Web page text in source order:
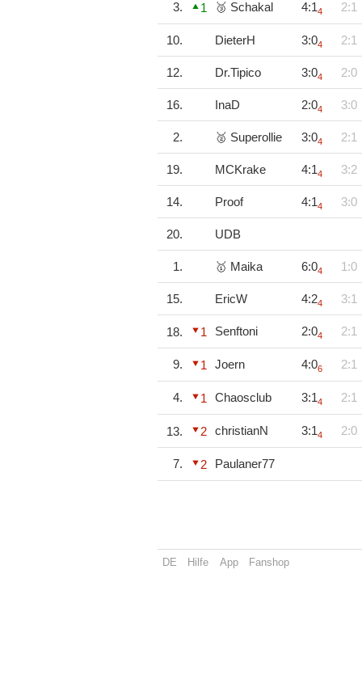
3. 1 🥉 Schakal 4:14 2:1
10. DieterH 3:04 2:1
12. Dr.Tipico 3:04 2:0
16. InaD 2:04 3:0
2. 🥈 Superollie 3:04 2:1
19. MCKrake 4:14 3:2
14. Proof 4:14 3:0
20. UDB
1. 🥇 Maika 6:04 1:0
15. EricW 4:24 3:1
18. 1 Senftoni 2:04 2:1
9. 1 Joern 4:06 2:1
4. 1 Chaosclub 3:14 2:1
13. 2 christianN 3:14 2:0
7. 2 Paulaner77
DE Hilfe App Fanshop